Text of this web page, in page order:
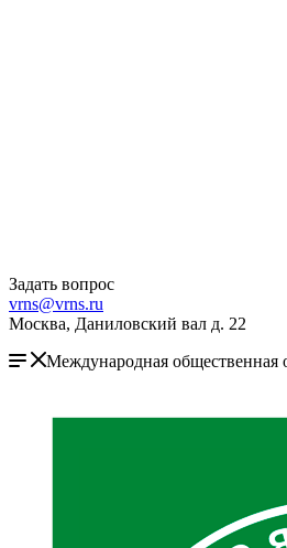
Задать вопрос
vrns@vrns.ru
Москва, Даниловский вал д. 22
Международная общественная